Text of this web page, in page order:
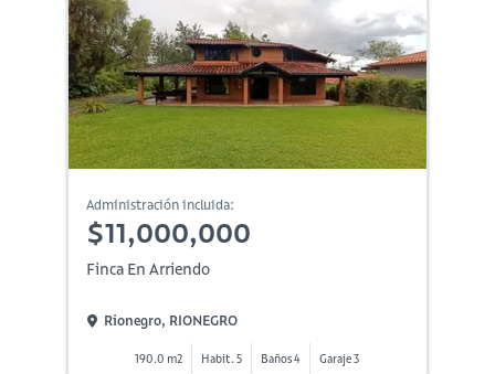
Administración incluida:
$11,000,000
Finca En Arriendo
Rionegro, RIONEGRO
190.0 m2 Habit. 5 Baños 4 Garaje 3